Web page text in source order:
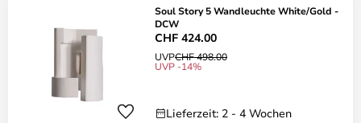
Soul Story 5 Wandleuchte White/Gold -
DCW
CHF 424.00
UVPCHF 498.00
UVP -14%
Lieferzeit: 2 - 4 Wochen